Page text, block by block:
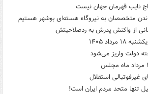
نایب قهرمان جهان نیست
متخصصان به نیروگاه هسته‌ای بوشهر هستیم
از واکنش پدرش به ردصلاحیتش
۱۴۰۵
دولت واریز می‌شود
غیرفوتبالی استقلال
تنها متحد مردم ایران است!